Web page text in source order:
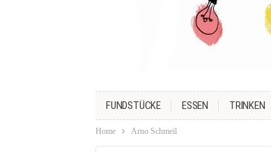
FUNDSTÜCKE ESSEN TRINKEN
Home Arno Schmeil